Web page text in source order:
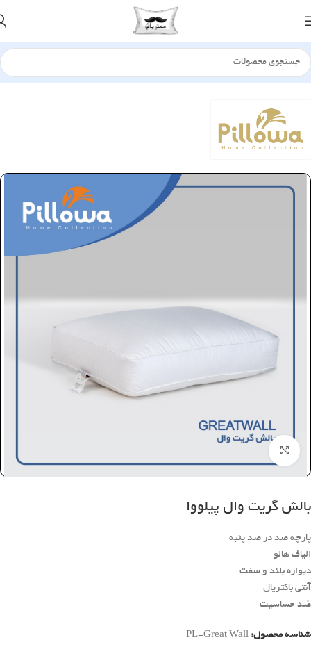
خانه بالش الیافی
بزرگنمایی تصویر
بالش گریت وال پیلووا
پارچه صد در صد پنبه
الیاف هالو
دیواره بلند و سفت
آنتی باکتریال
ضد حساسیت
شناسه محصول: PL-Great Wall